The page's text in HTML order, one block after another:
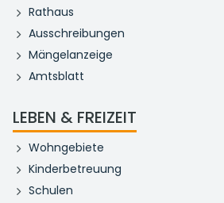
Rathaus
Ausschreibungen
Mängelanzeige
Amtsblatt
LEBEN & FREIZEIT
Wohngebiete
Kinderbetreuung
Schulen